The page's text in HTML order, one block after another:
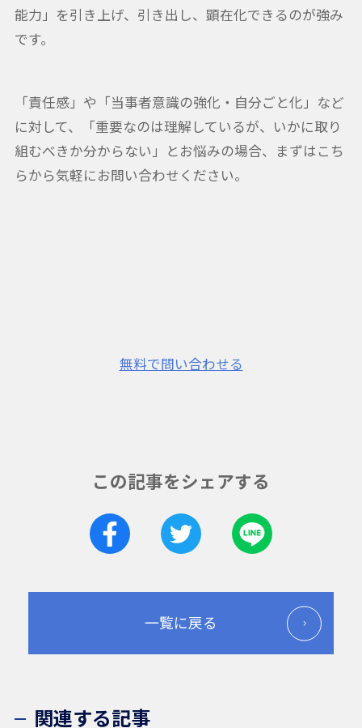
能力」を引き上げ、引き出し、顕在化できるのが強み
です。
「責任感」や「当事者意識の強化・自分ごと化」など
に対して、「重要なのは理解しているが、いかに取り
組むべきか分からない」とお悩みの場合、まずはこち
らから気軽にお問い合わせください。
無料で問い合わせる
この記事をシェアする
一覧に戻る
関連する記事